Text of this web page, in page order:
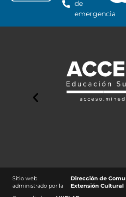
de
emergencia
Sitio web
administrado por la
Dirección de
Extensión Cultural